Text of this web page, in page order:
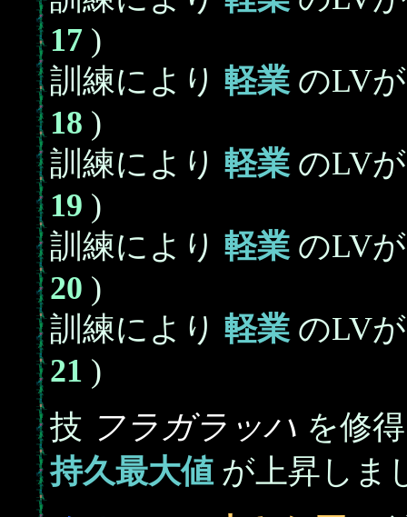
17 )
訓練により 軽業のLV
18 )
訓練により 軽業のLV
19 )
訓練により 軽業のLV
20 )
訓練により 軽業のLV
21 )
技 フラガラッハ を修
持久最大値 が上昇しま